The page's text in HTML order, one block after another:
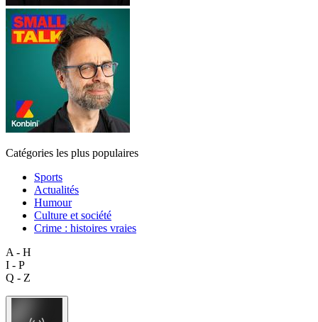
Catégories les plus populaires
Sports
Actualités
Humour
Culture et société
Crime : histoires vraies
A - H
I - P
Q - Z